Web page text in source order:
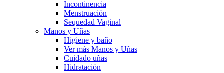
Incontinencia
Menstruación
Sequedad Vaginal
Manos y Uñas
Higiene y baño
Ver más Manos y Uñas
Cuidado uñas
Hidratación